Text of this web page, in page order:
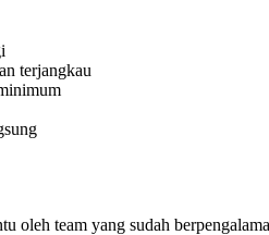
terjangkau
oleh team yang sudah